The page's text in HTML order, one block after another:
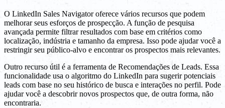
O LinkedIn Sales Navigator oferece vários recursos que podem
melhorar seus esforços de prospecção. A função de pesquisa
avançada permite filtrar resultados com base em critérios como
localização, indústria e tamanho da empresa. Isso pode ajudar você a
restringir seu público-alvo e encontrar os prospectos mais relevantes.
Outro recurso útil é a ferramenta de Recomendações de Leads. Essa
funcionalidade usa o algoritmo do LinkedIn para sugerir potenciais
leads com base no seu histórico de busca e interações no perfil. Pode
ajudar você a descobrir novos prospectos que, de outra forma, não
encontraria.